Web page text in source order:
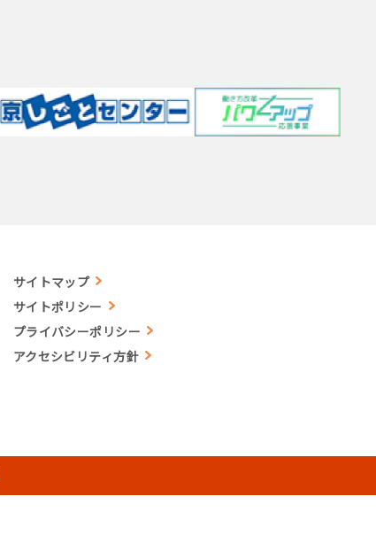
サイトマップ
サイトポリシー
プライバシーポリシー
アクセシビリティ方針